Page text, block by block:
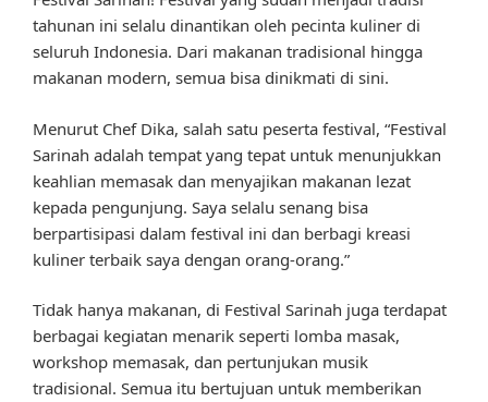
tahunan ini selalu dinantikan oleh pecinta kuliner di
seluruh Indonesia. Dari makanan tradisional hingga
makanan modern, semua bisa dinikmati di sini.
Menurut Chef Dika, salah satu peserta festival, “Festival
Sarinah adalah tempat yang tepat untuk menunjukkan
keahlian memasak dan menyajikan makanan lezat
kepada pengunjung. Saya selalu senang bisa
berpartisipasi dalam festival ini dan berbagi kreasi
kuliner terbaik saya dengan orang-orang.”
Tidak hanya makanan, di Festival Sarinah juga terdapat
berbagai kegiatan menarik seperti lomba masak,
workshop memasak, dan pertunjukan musik
tradisional. Semua itu bertujuan untuk memberikan